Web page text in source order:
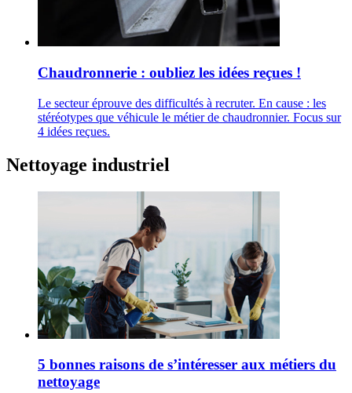
Chaudronnerie : oubliez les idées reçues !
Le secteur éprouve des difficultés à recruter. En cause : les
stéréotypes que véhicule le métier de chaudronnier. Focus sur
4 idées reçues.
Nettoyage industriel
5 bonnes raisons de s’intéresser aux métiers du
nettoyage